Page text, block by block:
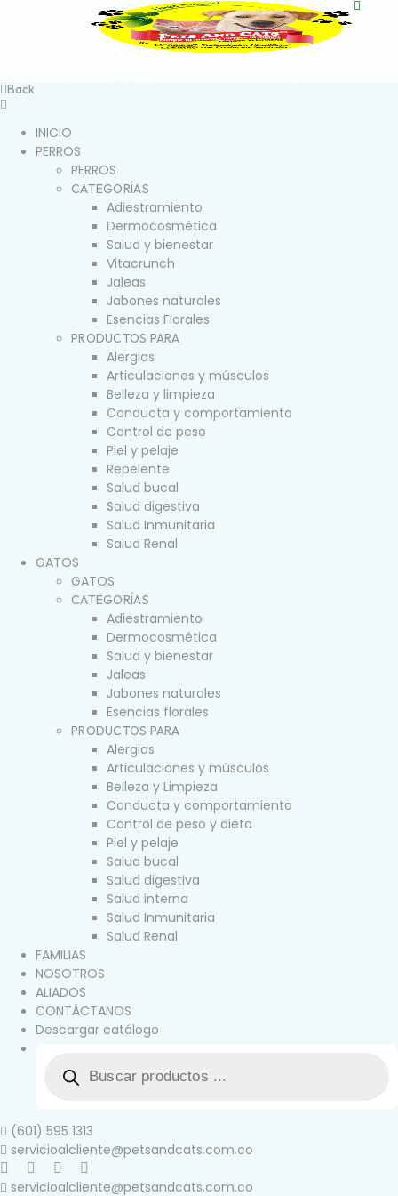
Back
INICIO
PERROS
PERROS
CATEGORÍAS
Adiestramiento
Dermocosmética
Salud y bienestar
Vitacrunch
Jaleas
Jabones naturales
Esencias Florales
PRODUCTOS PARA
Alergias
Articulaciones y músculos
Belleza y limpieza
Conducta y comportamiento
Control de peso
Piel y pelaje
Repelente
Salud bucal
Salud digestiva
Salud Inmunitaria
Salud Renal
GATOS
GATOS
CATEGORÍAS
Adiestramiento
Dermocosmética
Salud y bienestar
Jaleas
Jabones naturales
Esencias florales
PRODUCTOS PARA
Alergias
Articulaciones y músculos
Belleza y Limpieza
Conducta y comportamiento
Control de peso y dieta
Piel y pelaje
Salud bucal
Salud digestiva
Salud interna
Salud Inmunitaria
Salud Renal
FAMILIAS
NOSOTROS
ALIADOS
CONTÁCTANOS
Descargar catálogo
(601) 595 1313
servicioalcliente@petsandcats.com.co
servicioalcliente@petsandcats.com.co